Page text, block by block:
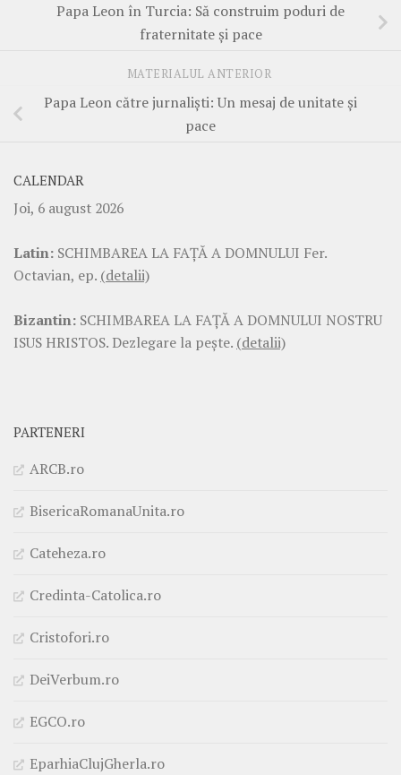
Papa Leon în Turcia: Să construim poduri de
fraternitate și pace
MATERIALUL ANTERIOR
Papa Leon către jurnaliști: Un mesaj de unitate și
pace
CALENDAR
Joi, 6 august 2026
Latin: SCHIMBAREA LA FAŢĂ A DOMNULUI Fer.
Octavian, ep. (detalii)
Bizantin: SCHIMBAREA LA FAŢĂ A DOMNULUI NOSTRU
ISUS HRISTOS. Dezlegare la pește. (detalii)
PARTENERI
ARCB.ro
BisericaRomanaUnita.ro
Cateheza.ro
Credinta-Catolica.ro
Cristofori.ro
DeiVerbum.ro
EGCO.ro
EparhiaClujGherla.ro